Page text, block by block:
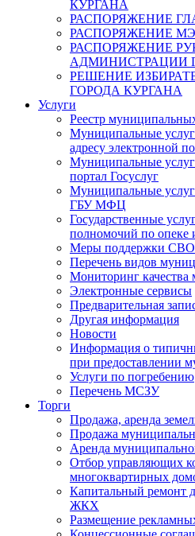
КУРГАНА
РАСПОРЯЖЕНИЕ
РАСПОРЯЖЕНИЕ
РАСПОРЯЖЕНИЕ
АДМИНИСТРАЦИИ
РЕШЕНИЕ
ГОРОДА КУРГАНА
Услуги
Реестр
Муниципальные
адресу электронной
Муниципальные
портал Госуслуг
Муниципальные
ГБУ МФЦ
Государственные
полномочий по опеке
Меры поддержки СВО
Перечень видов
Мониторинг
Электронные сервисы
Предварительная
Другая информация
Новости
Информация о
при предоставлении
Услуги по погребению
Перечень МСЗУ
Торги
Продажа, аренда
Продажа
Аренда
Отбор управляющих
многоквартирных
Капитальный ремонт
ЖКХ
Размещение